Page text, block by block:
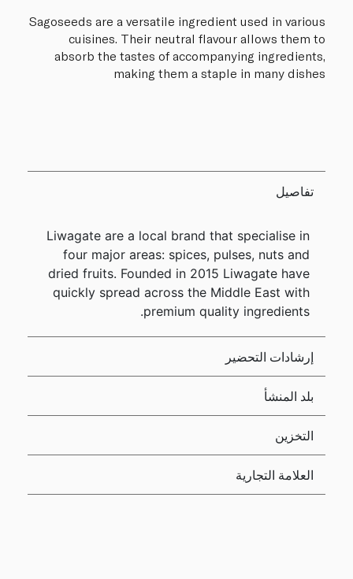
Sagoseeds are a versatile ingredient used in various
cuisines. Their neutral flavour allows them to
absorb the tastes of accompanying ingredients,
making them a staple in many dishes
تفاصيل
Liwagate are a local brand that specialise in
four major areas: spices, pulses, nuts and
dried fruits. Founded in 2015 Liwagate have
quickly spread across the Middle East with
premium quality ingredients.
إرشادات التحضير
بلد المنشأ
التخزين
العلامة التجارية